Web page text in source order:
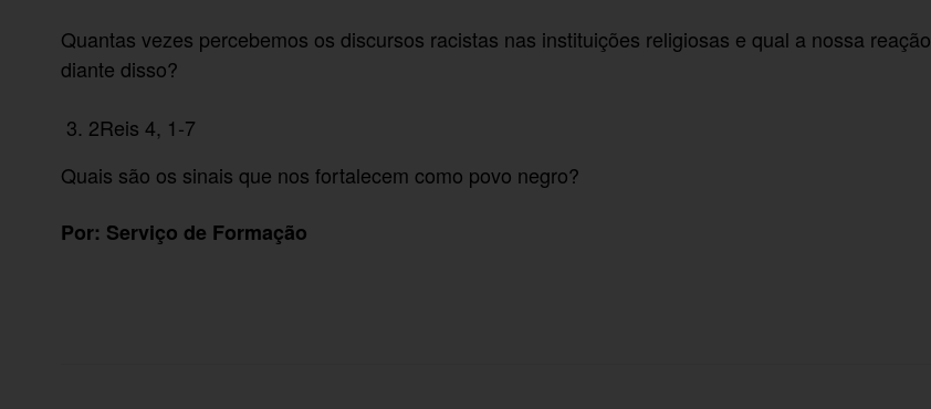
Quantas vezes percebemos os discursos racistas nas instituições religiosas e qual a nossa reação
diante disso?
2Reis 4, 1-7
Quais são os sinais que nos fortalecem como povo negro?
Por: Serviço de Formação